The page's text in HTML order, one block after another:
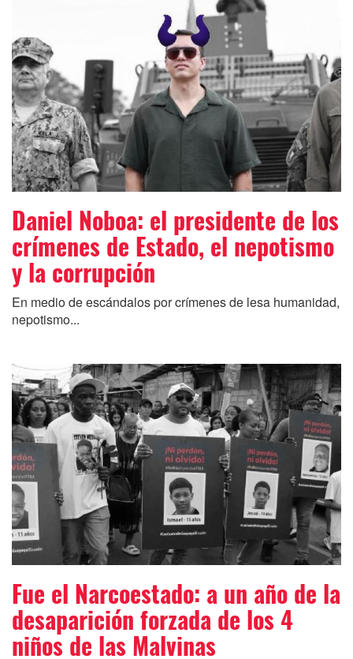
Daniel Noboa: el presidente de los
crímenes de Estado, el nepotismo
y la corrupción
En medio de escándalos por crímenes de lesa humanidad,
nepotismo...
Fue el Narcoestado: a un año de la
desaparición forzada de los 4
niños de las Malvinas